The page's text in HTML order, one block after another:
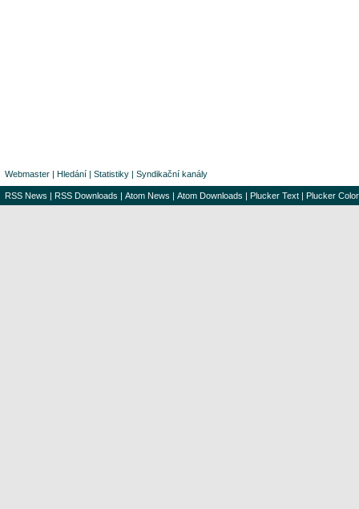
Webmaster | Hledání | Statistiky | Syndikační kanály
RSS News | RSS Downloads | Atom News | Atom Downloads | Plucker Text | Plucker Color